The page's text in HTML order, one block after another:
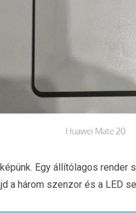
Egy állítólagos render
a három szenzor és a LED